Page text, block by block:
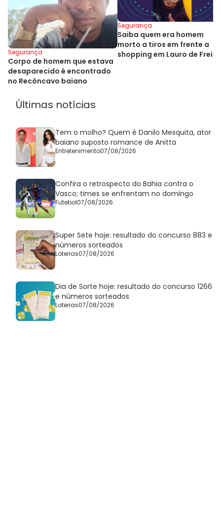
Segurança
Corpo de homem que estava
desaparecido é encontrado
no Recôncavo baiano
Segurança
Saiba quem era homem
morto a tiros em frente a
shopping em Lauro de
Últimas notícias
Tem o molho? Quem é Danilo Mesquita, ator
baiano suposto romance de Anitta
Entretenimento07/08/2026
Confira o retrospecto do Bahia contra o
Vasco; times se enfrentam no domingo
Futebol07/08/2026
Super Sete hoje: resultado do concurso 883 e
números sorteados
Loterias07/08/2026
Dia de Sorte hoje: resultado do concurso 1266
e números sorteados
Loterias07/08/2026